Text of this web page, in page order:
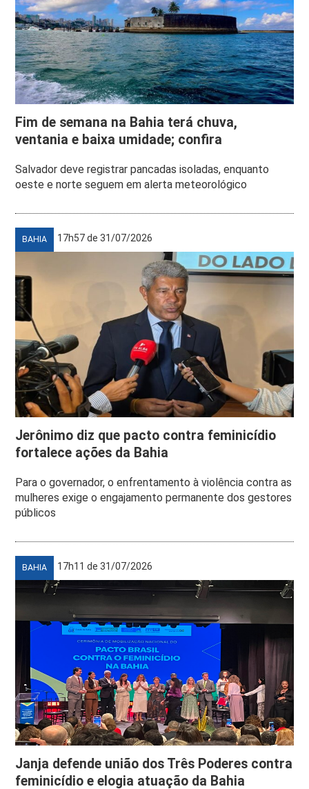
Fim de semana na Bahia terá chuva,
ventania e baixa umidade; confira
Salvador deve registrar pancadas isoladas, enquanto
oeste e norte seguem em alerta meteorológico
BAHIA 17h57 de 31/07/2026
Jerônimo diz que pacto contra feminicídio
fortalece ações da Bahia
Para o governador, o enfrentamento à violência contra as
mulheres exige o engajamento permanente dos gestores
públicos
BAHIA 17h11 de 31/07/2026
Janja defende união dos Três Poderes contra
feminicídio e elogia atuação da Bahia